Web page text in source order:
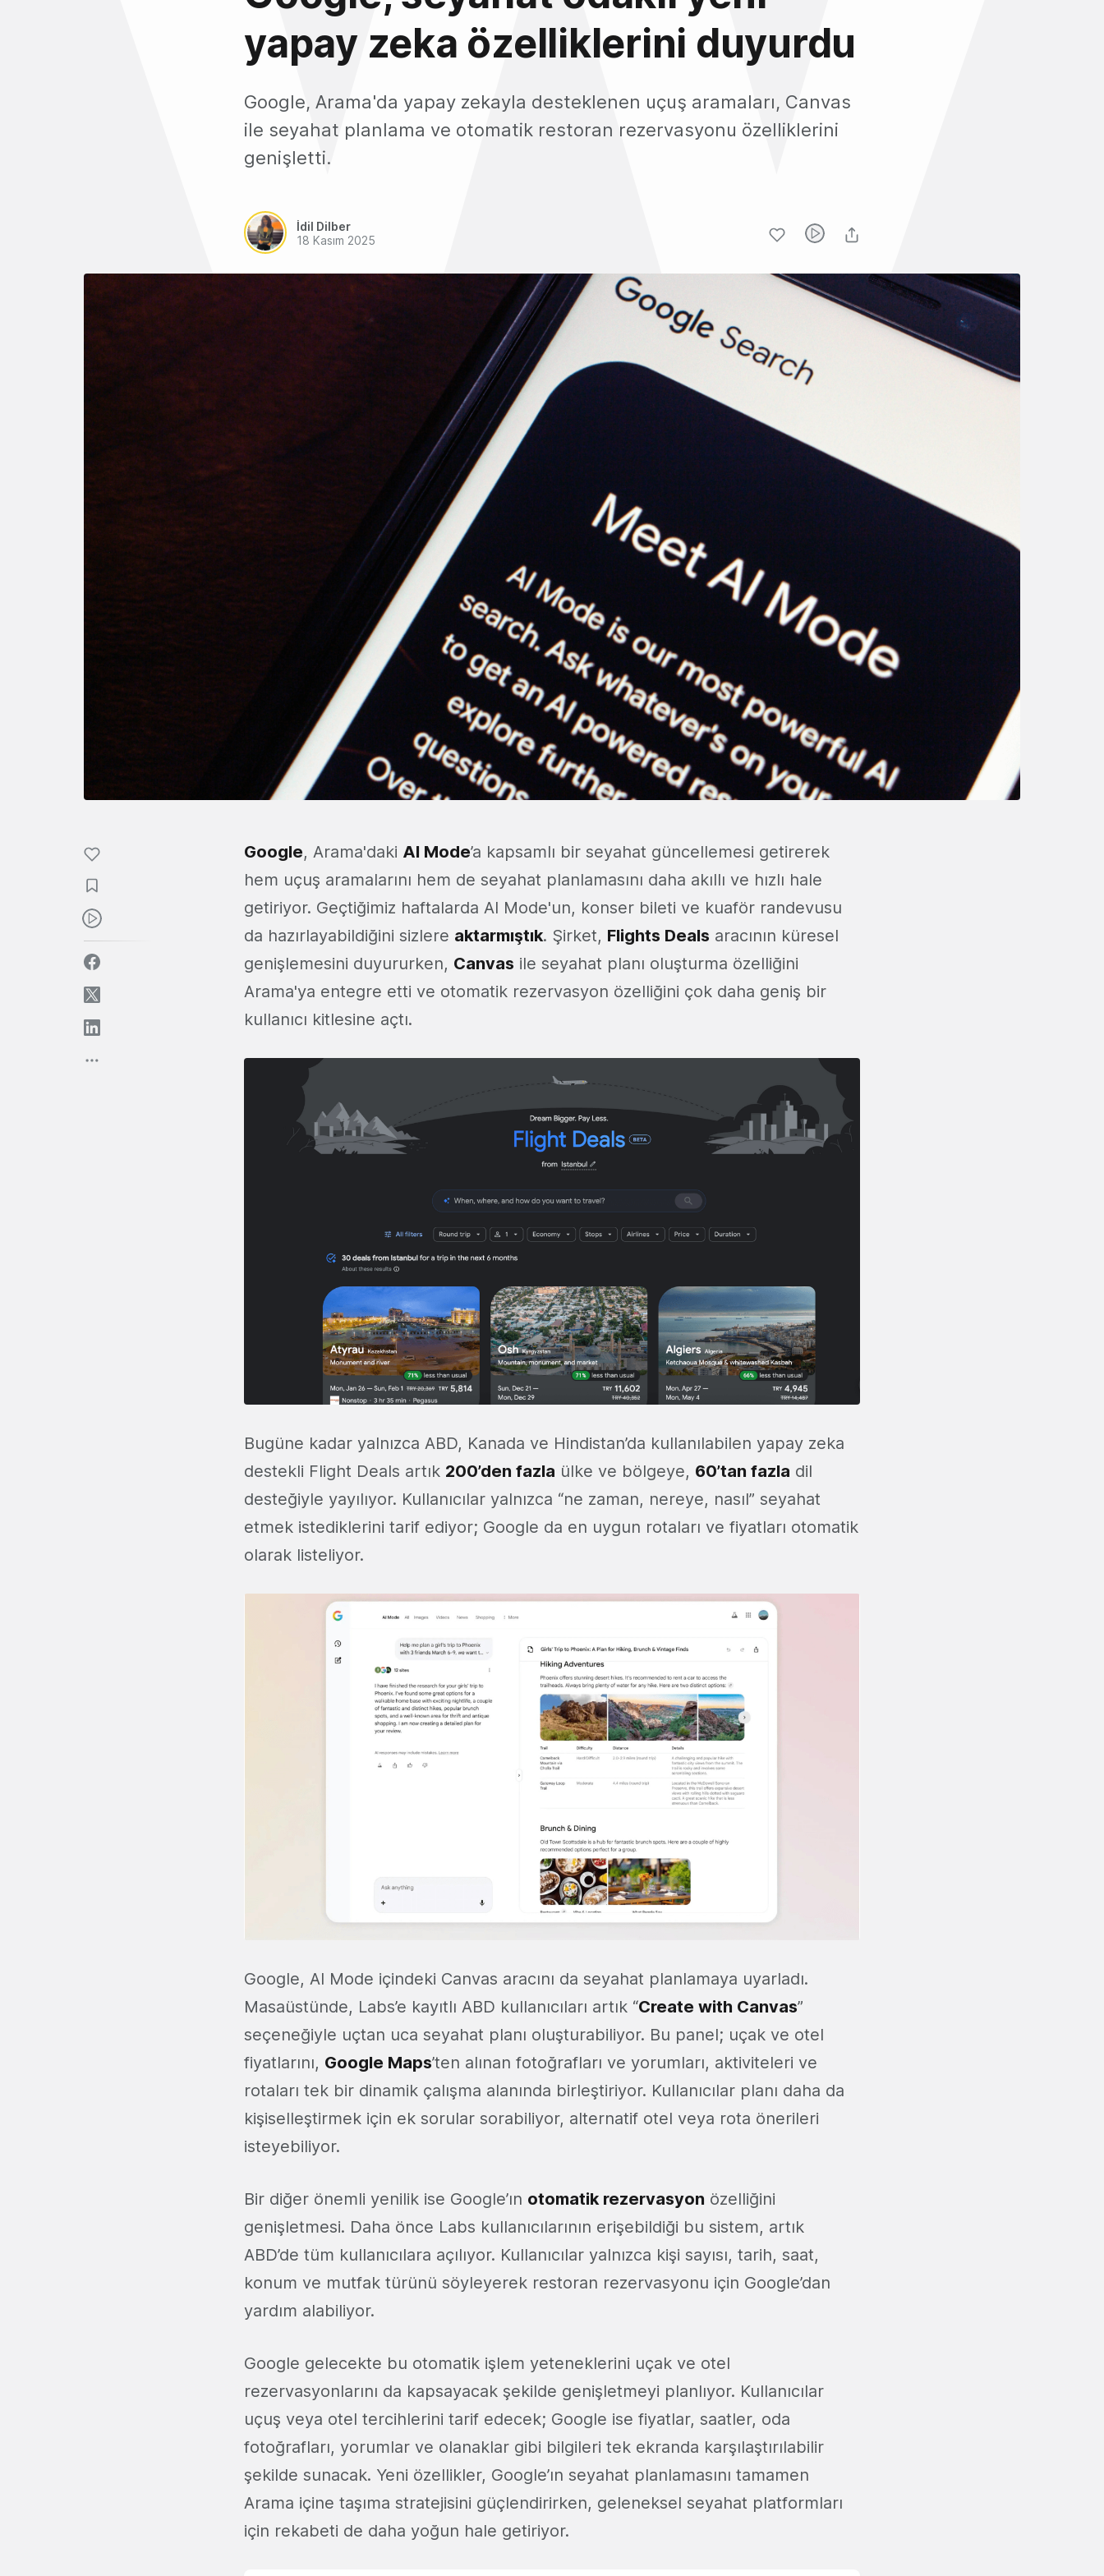
yapay zeka özelliklerini duyurdu
Google, Arama'da yapay zekayla desteklenen uçuş aramaları, Canvas
ile seyahat planlama ve otomatik restoran rezervasyonu özelliklerini
genişletti.
İdil Dilber
18 Kasım 2025
Google, Arama'daki AI Mode’a kapsamlı bir seyahat güncellemesi getirerek
hem uçuş aramalarını hem de seyahat planlamasını daha akıllı ve hızlı hale
getiriyor. Geçtiğimiz haftalarda AI Mode'un, konser bileti ve kuaför randevusu
da hazırlayabildiğini sizlere aktarmıştık. Şirket, Flights Deals aracının küresel
genişlemesini duyururken, Canvas ile seyahat planı oluşturma özelliğini
Arama'ya entegre etti ve otomatik rezervasyon özelliğini çok daha geniş bir
kullanıcı kitlesine açtı.
Bugüne kadar yalnızca ABD, Kanada ve Hindistan’da kullanılabilen yapay zeka
destekli Flight Deals artık 200’den fazla ülke ve bölgeye, 60’tan fazla dil
desteğiyle yayılıyor. Kullanıcılar yalnızca “ne zaman, nereye, nasıl” seyahat
etmek istediklerini tarif ediyor; Google da en uygun rotaları ve fiyatları otomatik
olarak listeliyor.
Google, AI Mode içindeki Canvas aracını da seyahat planlamaya uyarladı.
Masaüstünde, Labs’e kayıtlı ABD kullanıcıları artık “Create with Canvas”
seçeneğiyle uçtan uca seyahat planı oluşturabiliyor. Bu panel; uçak ve otel
fiyatlarını, Google Maps’ten alınan fotoğrafları ve yorumları, aktiviteleri ve
rotaları tek bir dinamik çalışma alanında birleştiriyor. Kullanıcılar planı daha da
kişiselleştirmek için ek sorular sorabiliyor, alternatif otel veya rota önerileri
isteyebiliyor.
Bir diğer önemli yenilik ise Google’ın otomatik rezervasyon özelliğini
genişletmesi. Daha önce Labs kullanıcılarının erişebildiği bu sistem, artık
ABD’de tüm kullanıcılara açılıyor. Kullanıcılar yalnızca kişi sayısı, tarih, saat,
konum ve mutfak türünü söyleyerek restoran rezervasyonu için Google’dan
yardım alabiliyor.
Google gelecekte bu otomatik işlem yeteneklerini uçak ve otel
rezervasyonlarını da kapsayacak şekilde genişletmeyi planlıyor. Kullanıcılar
uçuş veya otel tercihlerini tarif edecek; Google ise fiyatlar, saatler, oda
fotoğrafları, yorumlar ve olanaklar gibi bilgileri tek ekranda karşılaştırılabilir
şekilde sunacak. Yeni özellikler, Google’ın seyahat planlamasını tamamen
Arama içine taşıma stratejisini güçlendirirken, geleneksel seyahat platformları
için rekabeti de daha yoğun hale getiriyor.